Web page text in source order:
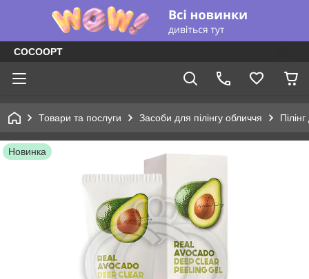
COCOOPT
Товари та послуги Засоби для пілінгу обличчя
Новинка